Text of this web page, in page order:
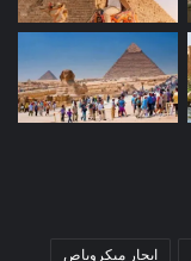
ايجار ميكروباص